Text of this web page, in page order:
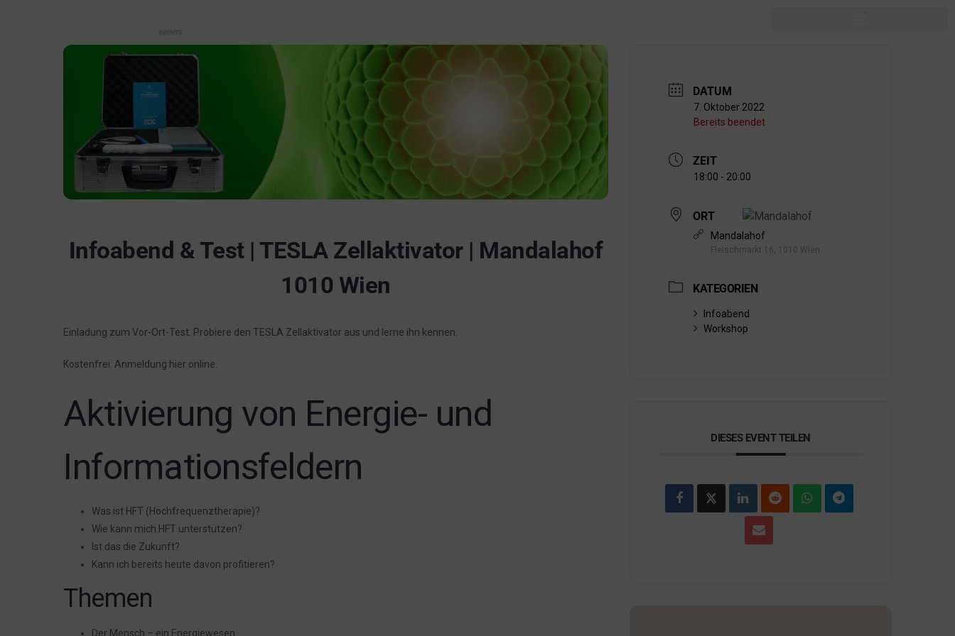
Infoabend & Test | TESLA Zellaktivator | Mandalahof
1010 Wien
Einladung zum Vor-Ort-Test. Probiere den TESLA Zellaktivator aus und lerne ihn kennen.
Kostenfrei. Anmeldung hier online.
Aktivierung von Energie- und
Informationsfeldern
Was ist HFT (Hochfrequenztherapie)?
Wie kann mich HFT unterstützen?
Ist das die Zukunft?
Kann ich bereits heute davon profitieren?
Themen
Der Mensch – ein Energiewesen
DATUM
7. Oktober 2022
Bereits beendet
ZEIT
18:00 - 20:00
ORT
Mandalahof
Fleischmarkt 16, 1010 Wien
KATEGORIEN
Infoabend
Workshop
DIESES EVENT TEILEN